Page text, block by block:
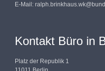
E-Mail:
Kontakt Büro in
Platz der Republik 1